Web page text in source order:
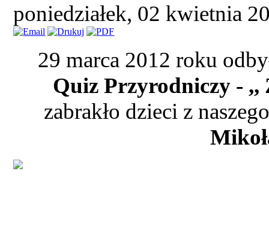
poniedziałek, 02 kwietnia
29 marca 2012 roku
Quiz Przyrodniczy - ,,
zabrakło dzieci z